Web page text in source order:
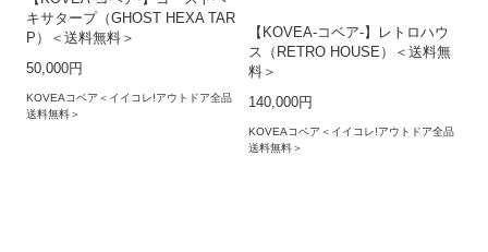
キサタープ（GHOST HEXA TAR
P）＜送料無料＞
50,000円
KOVEAコベア＜イイコレ!アウトドア全品
送料無料＞
【KOVEA-コベア-】レトロハウ
ス（RETRO HOUSE）＜送料無
料＞
140,000円
KOVEAコベア＜イイコレ!アウトドア全品
送料無料＞